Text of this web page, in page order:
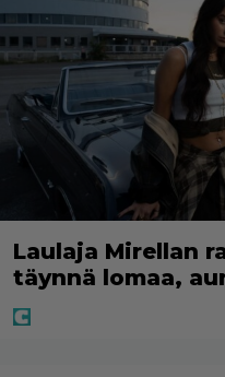
Laulaja Mirellan
täynnä lomaa,